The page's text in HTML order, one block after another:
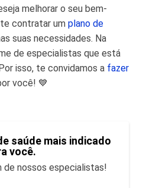
melhorar o seu bem-
contratar um plano de
suas necessidades. Na
de especialistas que está
isso, te convidamos a fazer
você! 💙
saúde mais indicado
você.
de nossos especialistas!